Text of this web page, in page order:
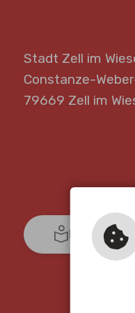
Stadt Zell im
Constanze-
79669 Zell im
Leichte